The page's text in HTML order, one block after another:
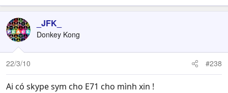
_JFK_
Donkey Kong
22/3/10 #238
Ai có skype sym cho E71 cho mình xin !